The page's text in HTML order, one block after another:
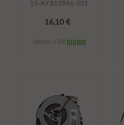
15-AY 813946-001
16,10 €
Stocks (+10)